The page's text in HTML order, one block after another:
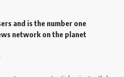
and is the number one
network on the planet